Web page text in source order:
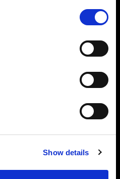
Show details
れは私たちも同様で